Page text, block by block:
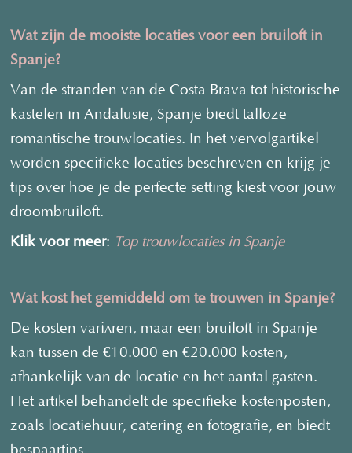
Wat zijn de mooiste locaties voor een bruiloft in
Spanje?
Van de stranden van de Costa Brava tot historische
kastelen in Andalusie, Spanje biedt talloze
romantische trouwlocaties. In het vervolgartikel
worden specifieke locaties beschreven en krijg je
tips over hoe je de perfecte setting kiest voor jouw
droombruiloft.
Klik voor meer: Top trouwlocaties in Spanje
Wat kost het gemiddeld om te trouwen in Spanje?
De kosten variëren, maar een bruiloft in Spanje
kan tussen de €10.000 en €20.000 kosten,
afhankelijk van de locatie en het aantal gasten.
Het artikel behandelt de specifieke kostenposten,
zoals locatiehuur, catering en fotografie, en biedt